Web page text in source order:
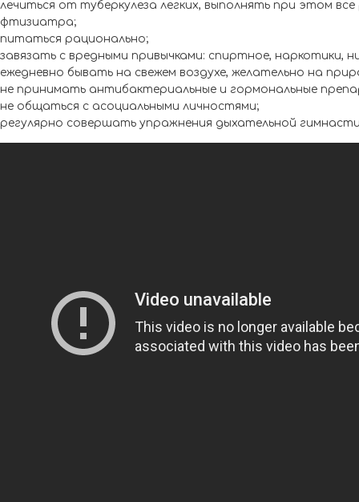
лечиться от туберкулеза легких, выполнять при этом
фтизиатра;
питаться рационально;
завязать с вредными привычками: спиртное, наркотики,
ежедневно бывать на свежем воздухе, желательно на
не принимать антибактериальные и гормональные
не общаться с асоциальными личностями;
регулярно совершать упражнения дыхательной